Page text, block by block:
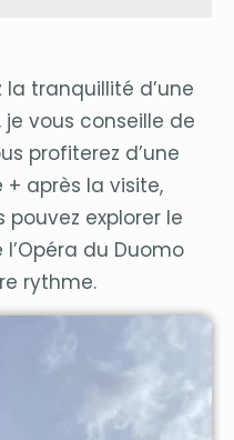
tranquillité d’une
vous conseille de
profiterez d’une
+ après la visite,
explorer le
du Duomo
rythme.